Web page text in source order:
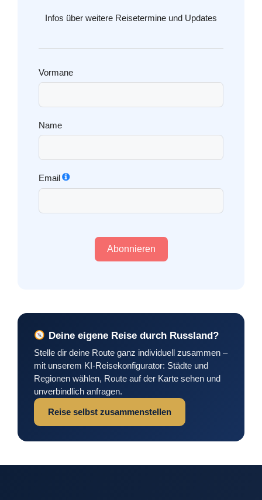
Infos über weitere Reisetermine und Updates
Vormane
Name
Email
Abonnieren
Deine eigene Reise durch Russland?
Stelle dir deine Route ganz individuell zusammen –
mit unserem KI-Reisekonfigurator: Städte und
Regionen wählen, Route auf der Karte sehen und
unverbindlich anfragen.
Reise selbst zusammenstellen